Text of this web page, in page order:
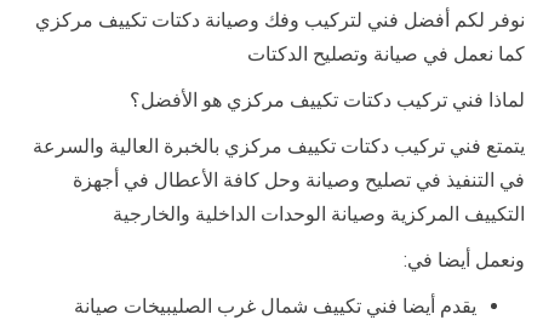
نوفر لكم أفضل فني لتركيب وفك وصيانة دكتات تكييف مركزي
كما نعمل في صيانة وتصليح الدكتات
لماذا فني تركيب دكتات تكييف مركزي هو الأفضل؟
يتمتع فني تركيب دكتات تكييف مركزي بالخبرة العالية والسرعة
في التنفيذ في تصليح وصيانة وحل كافة الأعطال في أجهزة
التكييف المركزية وصيانة الوحدات الداخلية والخارجية
ونعمل أيضا في:
يقدم أيضا فني تكييف شمال غرب الصليبيخات صيانة